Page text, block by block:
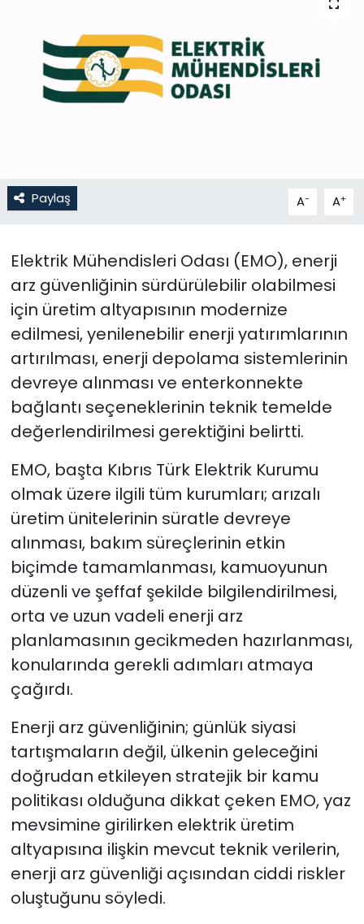
Paylaş A- A+
Elektrik Mühendisleri Odası (EMO), enerji
arz güvenliğinin sürdürülebilir olabilmesi
için üretim altyapısının modernize
edilmesi, yenilenebilir enerji yatırımlarının
artırılması, enerji depolama sistemlerinin
devreye alınması ve enterkonnekte
bağlantı seçeneklerinin teknik temelde
değerlendirilmesi gerektiğini belirtti.
EMO, başta Kıbrıs Türk Elektrik Kurumu
olmak üzere ilgili tüm kurumları; arızalı
üretim ünitelerinin süratle devreye
alınması, bakım süreçlerinin etkin
biçimde tamamlanması, kamuoyunun
düzenli ve şeffaf şekilde bilgilendirilmesi,
orta ve uzun vadeli enerji arz
planlamasının gecikmeden hazırlanması,
konularında gerekli adımları atmaya
çağırdı.
Enerji arz güvenliğinin; günlük siyasi
tartışmaların değil, ülkenin geleceğini
doğrudan etkileyen stratejik bir kamu
politikası olduğuna dikkat çeken EMO, yaz
mevsimine girilirken elektrik üretim
altyapısına ilişkin mevcut teknik verilerin,
enerji arz güvenliği açısından ciddi riskler
oluştuğunu söyledi.
Moda
Nöbetçi Eczaneler
Politika
Spor
Teknoloji
TÜRKiYE
Video Galeri
YAŞAM
Yazarlar